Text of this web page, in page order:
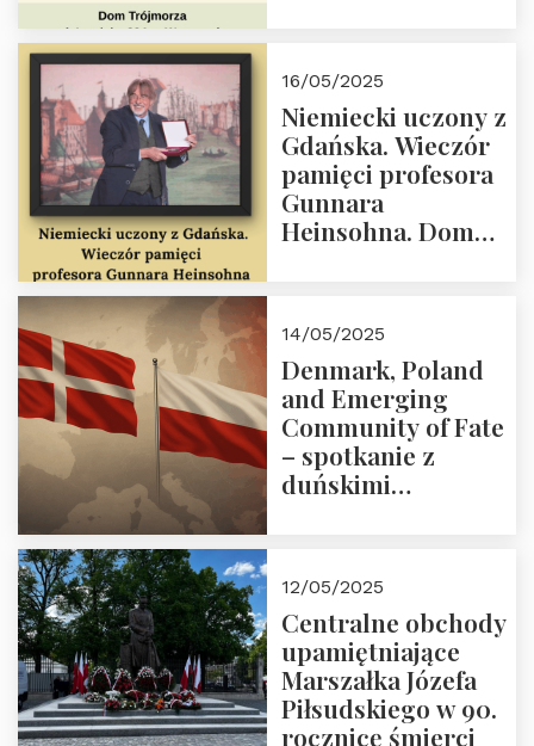
Dom Trójmorza 23
maja 2025 r. godz.
18:00.
16/05/2025
Niemiecki uczony z
Gdańska. Wieczór
pamięci profesora
Gunnara
Heinsohna. Dom
14/05/2025
Denmark, Poland
and Emerging
Community of Fate
– spotkanie z
duńskimi
12/05/2025
Centralne obchody
upamiętniające
Marszałka Józefa
Piłsudskiego w 90.
rocznicę śmierci